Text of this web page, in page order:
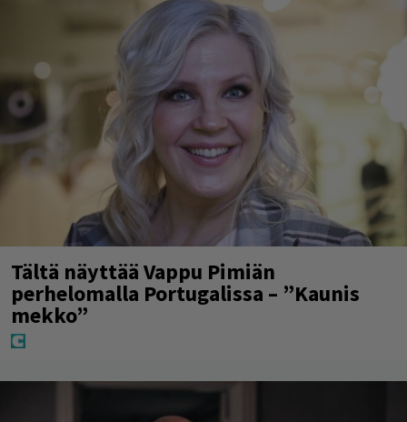
Tältä näyttää Vappu Pimiän
perhelomalla Portugalissa – ”Kaunis
mekko”